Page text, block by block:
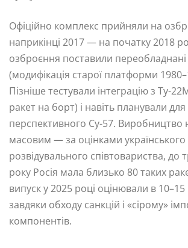
Офіційно комплекс прийняли на
наприкінці 2017 — на початку 2018
озброєння поставили
(модифікація старої платформи
Пізніше тестували інтеграцію з Ту-
ракет на борт) і навіть планували для
перспективного Су-57. Виробництво
масовим — за оцінками українського
розвідувального співтовариства, до
року Росія мала близько 80 таких
випуск у 2025 році оцінювали в
завдяки обходу санкцій і «сірому»
компонентів.